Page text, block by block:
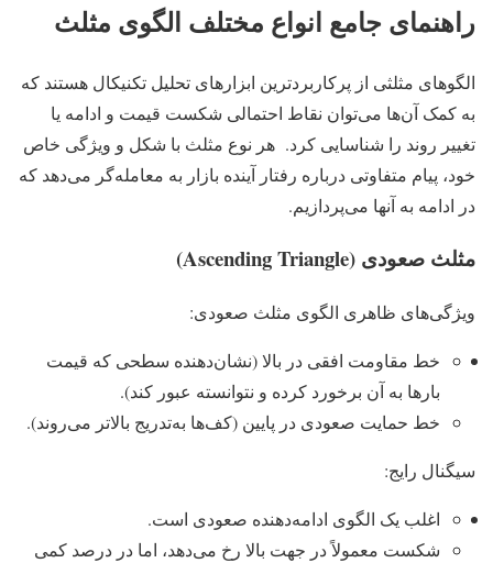
راهنمای جامع انواع مختلف الگوی مثلث
الگوهای مثلثی از پرکاربردترین ابزارهای تحلیل تکنیکال هستند که
به کمک آن‌ها می‌توان نقاط احتمالی شکست قیمت و ادامه یا
تغییر روند را شناسایی کرد. هر نوع مثلث با شکل و ویژگی خاص
خود، پیام متفاوتی درباره رفتار آینده بازار به معامله‌گر می‌دهد که
در ادامه به آنها می‌پردازیم.
مثلث صعودی (Ascending Triangle)
ویژگی‌های ظاهری الگوی مثلث صعودی:
خط مقاومت افقی در بالا (نشان‌دهنده سطحی که قیمت
بارها به آن برخورد کرده و نتوانسته عبور کند).
خط حمایت صعودی در پایین (کف‌ها به‌تدریج بالاتر می‌روند).
سیگنال رایج:
اغلب یک الگوی ادامه‌دهنده صعودی است.
شکست معمولاً در جهت بالا رخ می‌دهد، اما در درصد کمی